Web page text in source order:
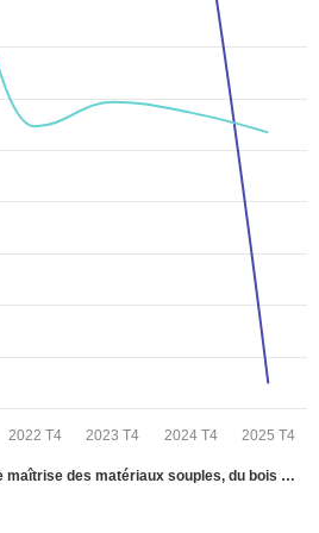
maîtrise des matériaux souples, du bois …
2022 T4 2023 T4 2024 T4 2025 T4